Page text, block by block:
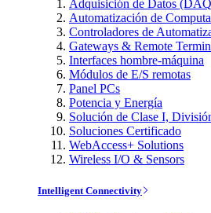
Adquisición de Datos
Automatización de
Controladores de
Gateways & Remote
Interfaces hombre-máquina
Módulos de E/S remotas
Panel PCs
Potencia y Energía
Solución de Clase I,
Soluciones Certificado
WebAccess+ Solutions
Wireless I/O & Sensors
Intelligent Connectivity